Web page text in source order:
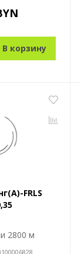
В корзину
FRLS
2800 м